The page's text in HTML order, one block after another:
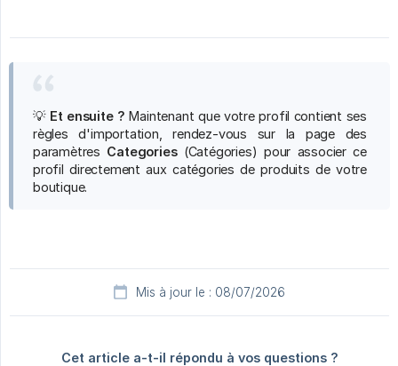
💡 Et ensuite ? Maintenant que votre profil contient ses
règles d'importation, rendez-vous sur la page des
paramètres Categories(Catégories) pour associer ce
profil directement aux catégories de produits de votre
boutique.
Mis à jour le : 08/07/2026
Cet article a-t-il répondu à vos questions ?